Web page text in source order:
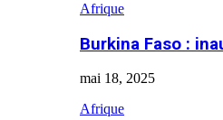
Afrique
Burkina Faso :
mai 18, 2025
Afrique